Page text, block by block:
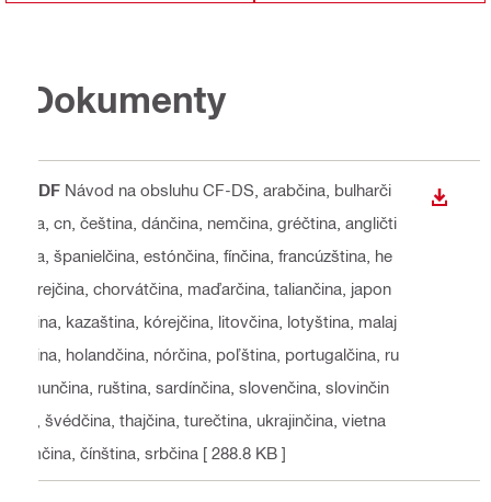
Dokumenty
PDF Návod na obsluhu CF-DS , arabčina, bulharči
na, cn, čeština, dánčina, nemčina, gréčtina, angličti
na, španielčina, estónčina, fínčina, francúzština, he
brejčina, chorvátčina, maďarčina, taliančina, japon
čina, kazaština, kórejčina, litovčina, lotyština, malaj
čina, holandčina, nórčina, poľština, portugalčina, ru
munčina, ruština, sardínčina, slovenčina, slovinčin
a, švédčina, thajčina, turečtina, ukrajinčina, vietna
mčina, čínština, srbčina [ 288.8 KB ]